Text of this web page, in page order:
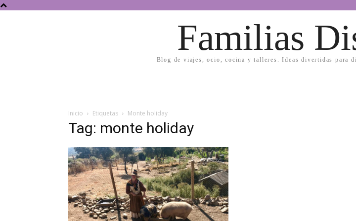
Familias
Blog de viajes, ocio, cocina y talleres. Ideas divertidas para
Inicio Etiquetas Monte holiday
Tag: monte holiday